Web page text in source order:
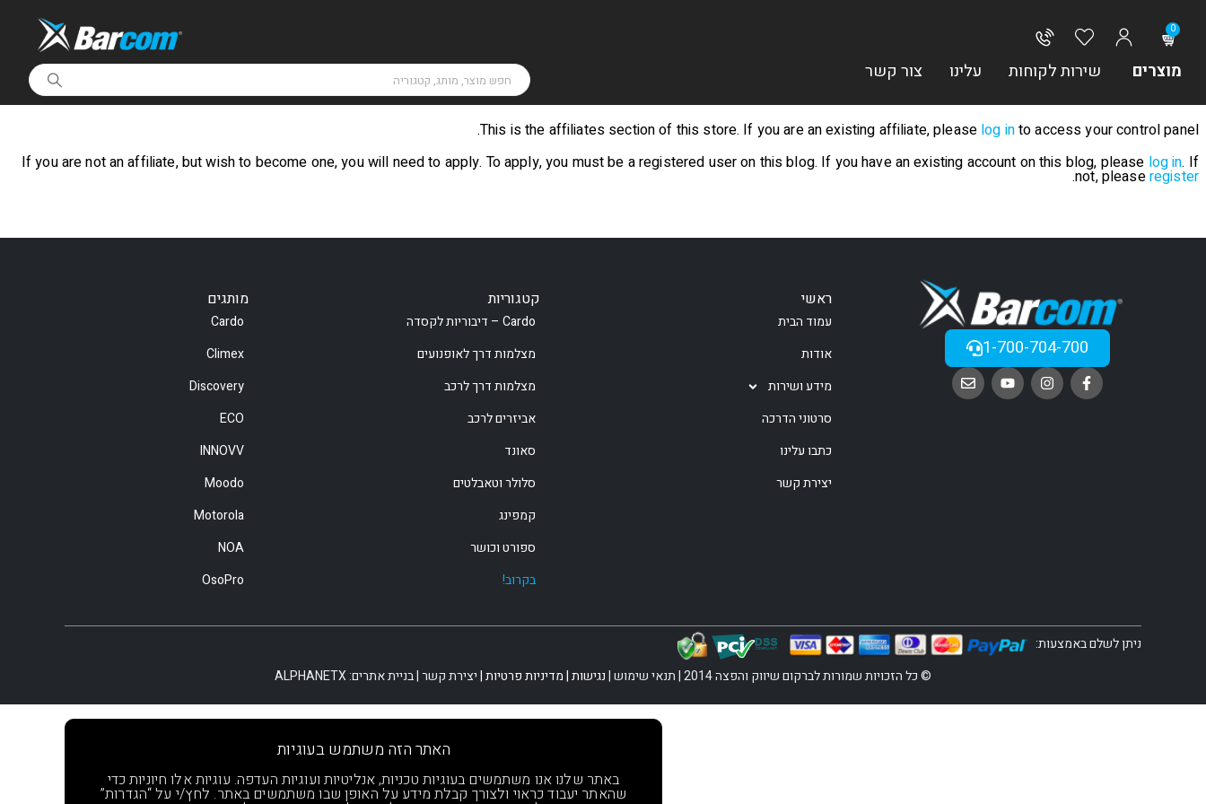
0
מוצרים שירות לקוחות עלינו צור קשר
This is the affiliates section of this store. If you are an existing affiliate, please log into access your control panel.
If you are not an affiliate, but wish to become one, you will need to apply. To apply, you must be a registered user on this blog. If you have an existing account on this blog, please log in. If
not, pleaseregister
.
1-700-704-700
ראשי
עמוד הבית
אודות
מידע ושירות
סרטוני הדרכה
כתבו עלינו
יצירת קשר
קטגוריות
Cardo – דיבוריות לקסדה
מצלמות דרך לאופנועים
מצלמות דרך לרכב
אביזרים לרכב
סאונד
סלולר וטאבלטים
קמפינג
ספורט וכושר
בקרוב!
מותגים
Cardo
Climex
Discovery
ECO
INNOVV
Moodo
Motorola
NOA
OsoPro
ניתן לשלם באמצעות:
© כל הזכויות שמורות לברקום שיווק והפצה 2014 |
תנאי שימוש|נגישות|מדיניות פרטיות|יצירת קשר| בניית אתרים:ALPHANETX
האתר הזה משתמש בעוגיות
באתר שלנו אנו משתמשים בעוגיות טכניות, אנליטיות ועוגיות העדפה. עוגיות אלו חיוניות כדי
שהאתר יעבוד כראוי ולצורך קבלת מידע על האופן שבו משתמשים באתר. לחץ/י על “הגדרות”